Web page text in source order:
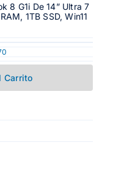
8 G1i De 14” Ultra 7
1TB SSD, Win11
Carrito